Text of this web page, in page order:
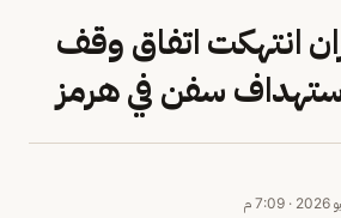
انتهكت اتفاق وقف
سفن في هرمز
· 7:09 م